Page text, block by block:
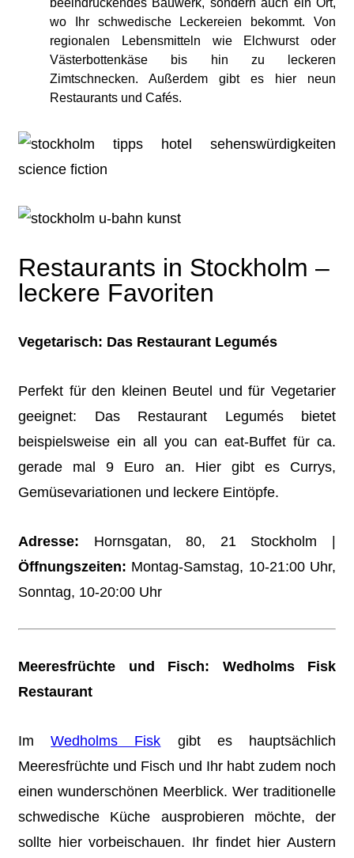
beeindruckendes Bauwerk, sondern auch ein Ort,
wo Ihr schwedische Leckereien bekommt. Von
regionalen Lebensmitteln wie Elchwurst oder
Västerbottenkäse bis hin zu leckeren
Zimtschnecken. Außerdem gibt es hier neun
Restaurants und Cafés.
Restaurants in Stockholm –
leckere Favoriten
Vegetarisch: Das Restaurant Legumés
Perfekt für den kleinen Beutel und für Vegetarier
geeignet: Das Restaurant Legumés bietet
beispielsweise ein all you can eat-Buffet für ca.
gerade mal 9 Euro an. Hier gibt es Currys,
Gemüsevariationen und leckere Eintöpfe.
Adresse: Hornsgatan, 80, 21 Stockholm |
Öffnungszeiten: Montag-Samstag, 10-21:00 Uhr,
Sonntag, 10-20:00 Uhr
Meeresfrüchte und Fisch: Wedholms Fisk
Restaurant
ImWedholms Fisk gibt es hauptsächlich
Meeresfrüchte und Fisch und Ihr habt zudem noch
einen wunderschönen Meerblick. Wer traditionelle
schwedische Küche ausprobieren möchte, der
sollte hier vorbeischauen. Ihr findet hier Austern